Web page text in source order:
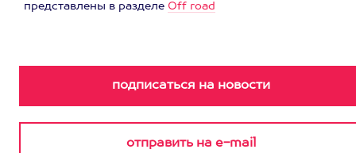
представлены в разделе Оff road